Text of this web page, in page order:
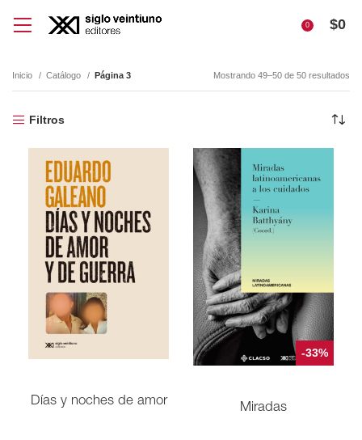
0 $0
Inicio Catálogo Página 3 Mostrando 49–50 de 50 resultados
Filtros
Días y noches de amor
-33%
Miradas